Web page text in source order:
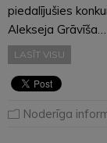
piedalījušies
Alekseja Grāvīša…
LASĪT VISU
Noderīga